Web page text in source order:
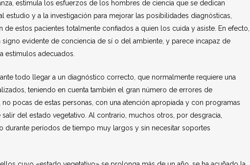
estimula los esfuerzos de los hombres de ciencia que se dedican
estudio y a la investigación para mejorar las posibilidades diagnósticas,
estos pacientes totalmente confiados a quien los cuida y asiste. En efecto,
signo evidente de conciencia de sí o del ambiente, y parece incapaz de
estímulos adecuados.
todo llegar a un diagnóstico correcto, que normalmente requiere una
teniendo en cuenta también el gran número de errores de
pocas de estas personas, con una atención apropiada y con programas
del estado vegetativo. Al contrario, muchos otros, por desgracia,
durante períodos de tiempo muy largos y sin necesitar soportes